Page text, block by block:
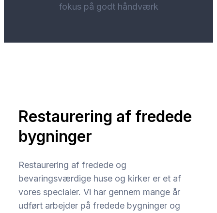
fokus på godt håndværk
Restaurering af fredede
bygninger
Restaurering af fredede og
bevaringsværdige huse og kirker er et af
vores specialer. Vi har gennem mange år
udført arbejder på fredede bygninger og